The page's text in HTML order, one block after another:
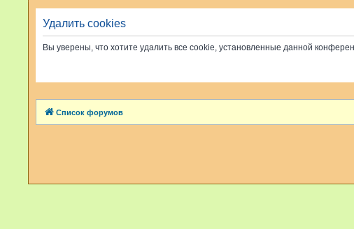
Удалить cookies
Вы уверены, что хотите удалить все cookie, установленные данной
Список форумов